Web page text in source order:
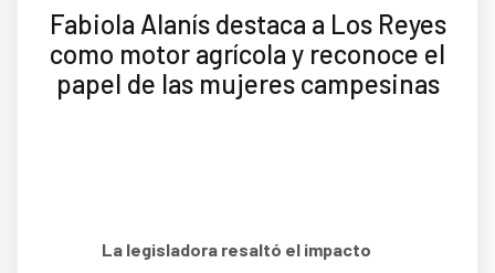
Fabiola Alanís destaca a Los Reyes
como motor agrícola y reconoce el
papel de las mujeres campesinas
La legisladora resaltó el impacto